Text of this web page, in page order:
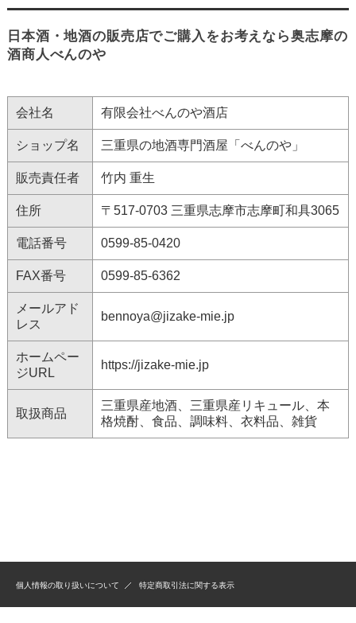
日本酒・地酒の販売店でご購入をお考えなら奥志摩の
酒商人べんのや
会社名 有限会社べんのや酒店
ショップ名 三重県の地酒専門酒屋「べんのや」
販売責任者 竹内 重生
住所 〒517-0703 三重県志摩市志摩町和具3065
電話番号 0599-85-0420
FAX番号 0599-85-6362
メールアド
レス
bennoya@jizake-mie.jp
ホームペー
ジURL
https://jizake-mie.jp
取扱商品
三重県産地酒、三重県産リキュール、本
格焼酎、食品、調味料、衣料品、雑貨
個人情報の取り扱いについて 特定商取引法に関する表示